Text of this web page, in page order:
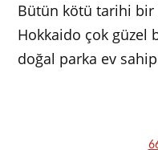
Bütün kötü tarihi bir
Hokkaido çok güzel
doğal parka ev